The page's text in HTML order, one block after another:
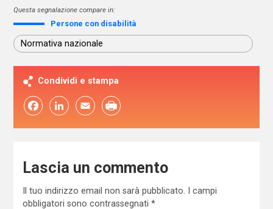
Questa segnalazione compare in:
Persone con disabilità
Normativa nazionale
Condividi e stampa
FacebookLinkedIn Email
Lascia un commento
Il tuo indirizzo email non sarà pubblicato.
I campi
obbligatori sono contrassegnati *